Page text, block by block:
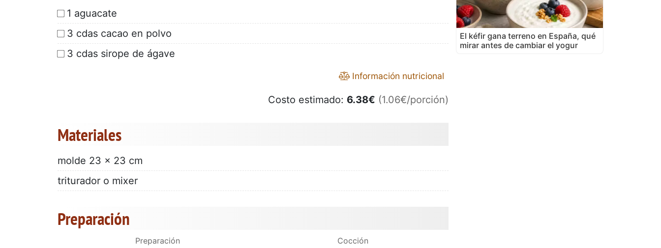
1 aguacate
3 cdas cacao en polvo
3 cdas sirope de ágave
Información nutricional
Costo estimado: 6.38€ (1.06€/porción)
Materiales
molde 23 x 23 cm
triturador o mixer
Preparación
Preparación
Cocción
El kéfir gana terreno en España, qué
mirar antes de cambiar el yogur